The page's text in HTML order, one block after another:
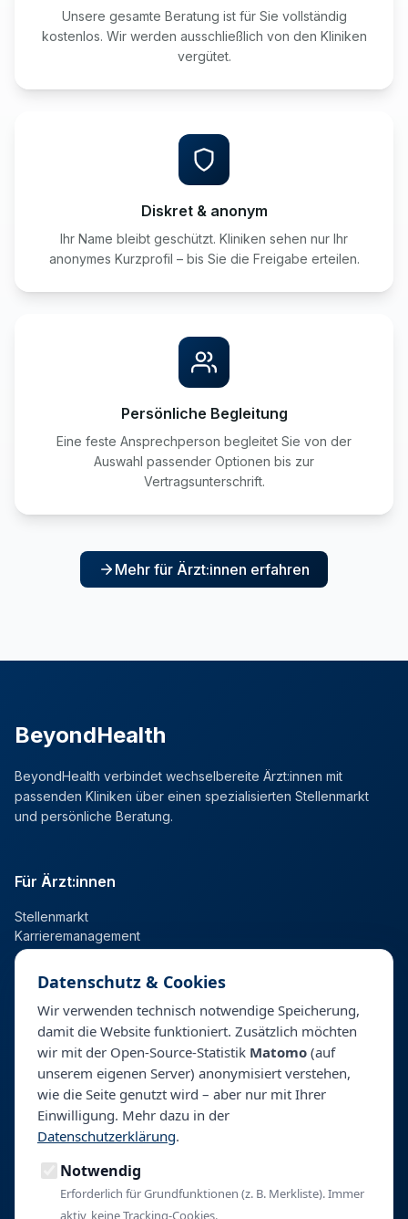
Unsere gesamte Beratung ist für Sie vollständig
kostenlos. Wir werden ausschließlich von den Kliniken
vergütet.
Diskret & anonym
Ihr Name bleibt geschützt. Kliniken sehen nur Ihr
anonymes Kurzprofil – bis Sie die Freigabe erteilen.
Persönliche Begleitung
Eine feste Ansprechperson begleitet Sie von der
Auswahl passender Optionen bis zur
Vertragsunterschrift.
Mehr für Ärzt:innen erfahren
BeyondHealth
BeyondHealth verbindet wechselbereite Ärzt:innen mit
passenden Kliniken über einen spezialisierten Stellenmarkt
und persönliche Beratung.
Für Ärzt:innen
Stellenmarkt
Karrieremanagement
Talentpool
Personalberatung & Direktsuche
Unternehmen
Datenschutz & Cookies
Wir verwenden technisch notwendige Speicherung,
damit die Website funktioniert. Zusätzlich möchten
wir mit der Open-Source-Statistik Matomo (auf
unserem eigenen Server) anonymisiert verstehen,
wie die Seite genutzt wird – aber nur mit Ihrer
Einwilligung. Mehr dazu in der
Datenschutzerklärung.
Notwendig
Erforderlich für Grundfunktionen (z. B. Merkliste). Immer
aktiv, keine Tracking-Cookies.